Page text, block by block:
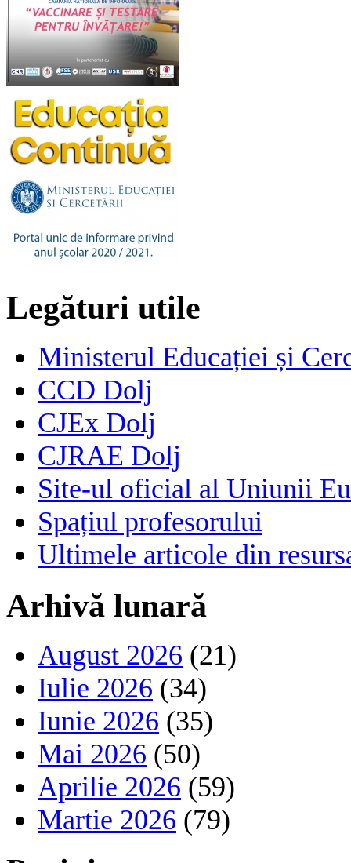
Legături utile
Ministerul Educației și
CCD Dolj
CJEx Dolj
CJRAE Dolj
Site-ul oficial al Uniunii
Spațiul profesorului
Ultimele articole din
Arhivă lunară
August 2026 (21)
Iulie 2026 (34)
Iunie 2026 (35)
Mai 2026 (50)
Aprilie 2026 (59)
Martie 2026 (79)